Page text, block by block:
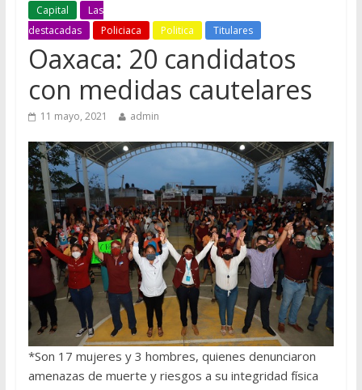
Capital
Las
destacadas
Policiaca Politica Titulares
Oaxaca: 20 candidatos
con medidas cautelares
11 mayo, 2021 admin
*Son 17 mujeres y 3 hombres, quienes denunciaron
amenazas de muerte y riesgos a su integridad física